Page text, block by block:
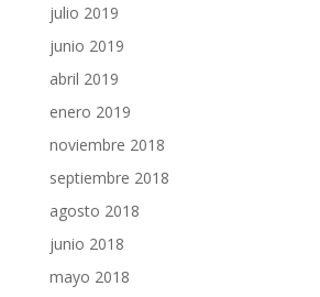
julio 2019
junio 2019
abril 2019
enero 2019
noviembre 2018
septiembre 2018
agosto 2018
junio 2018
mayo 2018